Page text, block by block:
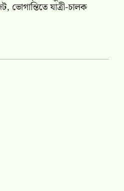
ভোগান্তিতে যাত্রী-চালক